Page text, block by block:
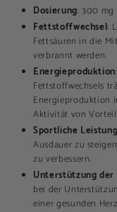
Dosierung: 300 mg
Fettstoffwechsel:
Fettsäuren in die
verbrannt werden.
Energieproduktion
Fettstoffwechsels
Energieproduktion
Aktivität von
Sportliche
Ausdauer zu
zu verbessern.
Unterstützung der
bei der
einer gesunden